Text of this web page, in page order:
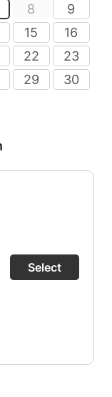
8
9
15
16
22
23
29
30
Select